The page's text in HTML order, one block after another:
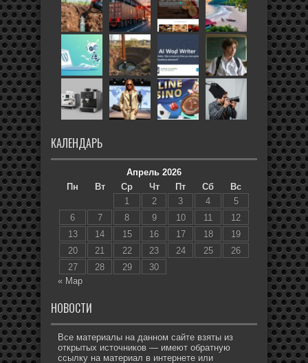
КАЛЕНДАРЬ
Апрель 2026
Пн
Вт Ср Чт Пт Сб
Вс
1
2 3 4
5
6
7 8 9 10 11
12
13
14 15 16 17 18
19
20
21 22 23 24 25
26
27
28 29
30
« Мар
НОВОСТИ
Все материалы на данном сайте взяты из
открытых источников — имеют обратную
ссылку на материал в интернете или